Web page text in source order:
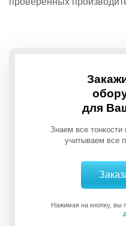
для
Знаем все
учитываем все
Нажимая на кнопку, вы